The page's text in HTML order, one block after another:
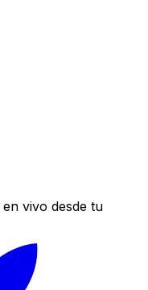
vivo desde tu